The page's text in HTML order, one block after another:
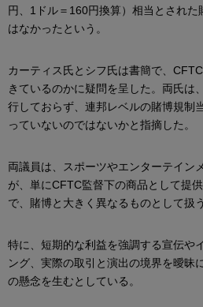
円、1ドル＝160円換算）相当とされ
はなかったという。
カーティス氏とシフ氏は書簡で、
きているのかに疑問を呈した。両氏は
行しておらず、連邦レベルの賭博規制
っていないのではないかと指摘した。
両議員は、スポーツやエンターテイン
が、単にCFTC監督下の商品として提
で、賭博と大きく異なるものとして扱
特に、短期的な利益を強調する宣伝や
ング、実際の取引と演出の境界を曖昧
の懸念を生むとしている。